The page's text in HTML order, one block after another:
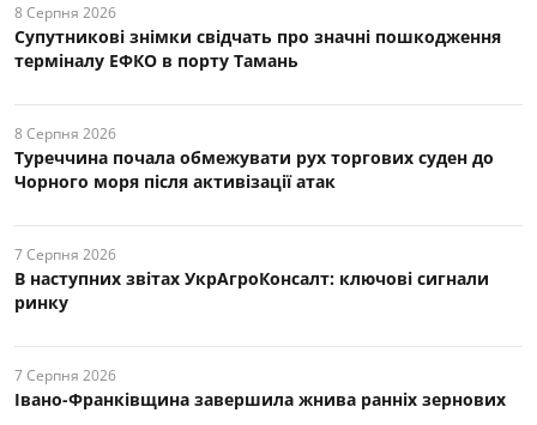
8 Серпня 2026
Супутникові знімки свідчать про значні пошкодження
терміналу ЕФКО в порту Тамань
8 Серпня 2026
Туреччина почала обмежувати рух торгових суден до
Чорного моря після активізації атак
7 Серпня 2026
В наступних звітах УкрАгроКонсалт: ключові cигнали
ринку
7 Серпня 2026
Івано-Франківщина завершила жнива ранніх зернових